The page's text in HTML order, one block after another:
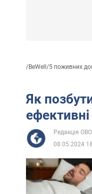
/BeWell /5 поживних
Як
Редакція
08.05.2024